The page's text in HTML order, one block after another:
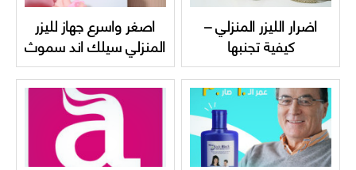
اضرار الليزر المنزلي –
كيفية تجنبها
اصغر واسرع جهاز لليزر
المنزلي سيلك اند سموث
اختيارك الدائم